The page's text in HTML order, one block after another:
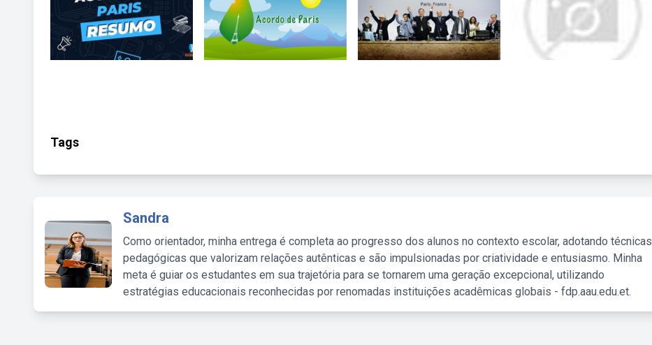
Tags
Sandra
Como orientador, minha entrega é completa ao progresso dos alunos no contexto escolar, adotando técnicas
pedagógicas que valorizam relações autênticas e são impulsionadas por criatividade e entusiasmo. Minha
meta é guiar os estudantes em sua trajetória para se tornarem uma geração excepcional, utilizando
estratégias educacionais reconhecidas por renomadas instituições acadêmicas globais - fdp.aau.edu.et.